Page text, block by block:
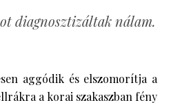
diagnosztizáltak nálam.
aggódik és elszomorítja a
a korai szakaszban fény